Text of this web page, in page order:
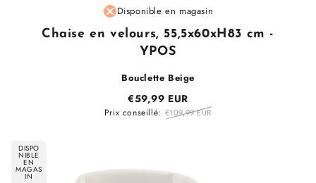
Fournisseur
Disponible en magasin
Chaise en velours, 55,5x60xH83 cm -
YPOS
Bouclette Beige
€59,99 EUR
Prix conseillé: €109,99 EUR
DISPO
NIBLE
EN
MAGAS
IN